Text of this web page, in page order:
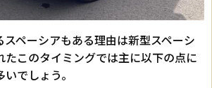
ペーシアもある理由は新型スペーシ
たこのタイミングでは主に以下の点に
でしょう。